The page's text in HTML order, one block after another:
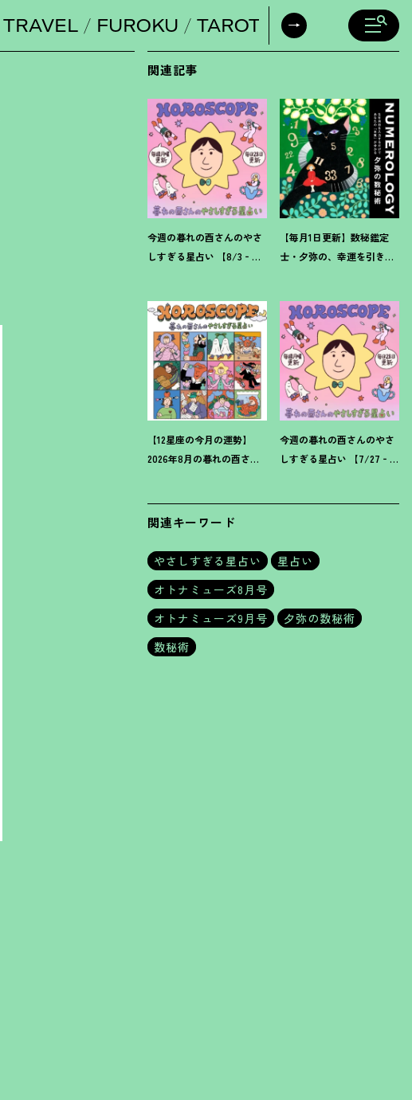
TRAVEL FUROKU TAROT DAILY
関連記事
今週の暮れの酉さんのやさ
しすぎる星占い 【8/3‐
【毎月1日更新】数秘鑑定
士・夕弥の、幸運を引き寄
【12星座の今月の運勢】
2026年8月の暮れの酉さん
今週の暮れの酉さんのやさ
しすぎる星占い 【7/27‐
関連キーワード
やさしすぎる星占い
星占い
オトナミューズ8月号
オトナミューズ9月号
夕弥の数秘術
数秘術